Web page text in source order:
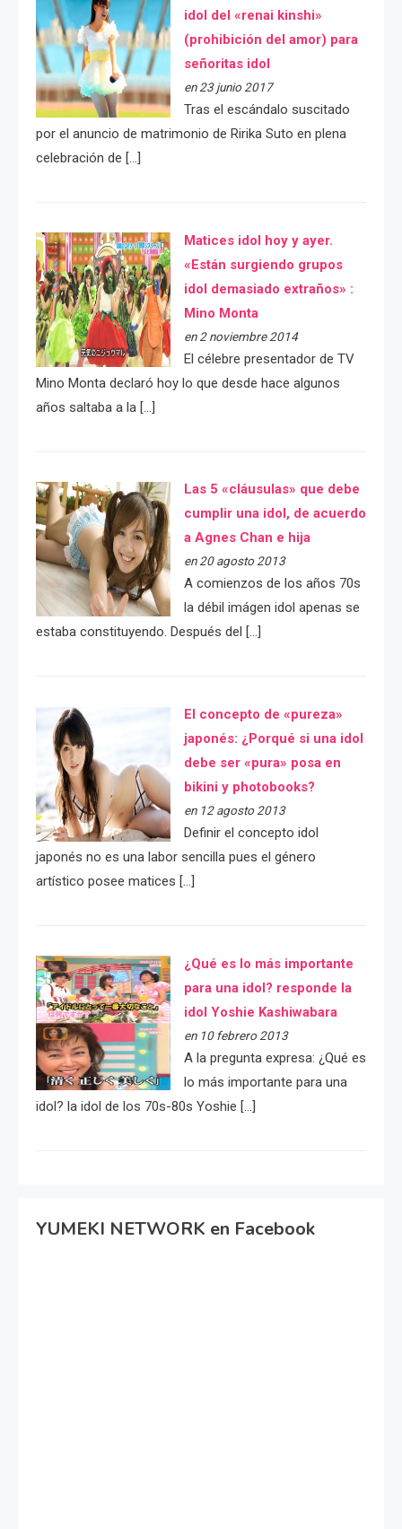
idol del «renai kinshi»
(prohibición del amor) para
señoritas idol
en 23 junio 2017
Tras el escándalo suscitado
por el anuncio de matrimonio de Ririka Suto en plena
celebración de […]
Matices idol hoy y ayer.
«Están surgiendo grupos
idol demasiado extraños» :
Mino Monta
en 2 noviembre 2014
El célebre presentador de TV
Mino Monta declaró hoy lo que desde hace algunos
años saltaba a la […]
Las 5 «cláusulas» que debe
cumplir una idol, de acuerdo
a Agnes Chan e hija
en 20 agosto 2013
A comienzos de los años 70s
la débil imágen idol apenas se
estaba constituyendo. Después del […]
El concepto de «pureza»
japonés: ¿Porqué si una idol
debe ser «pura» posa en
bikini y photobooks?
en 12 agosto 2013
Definir el concepto idol
japonés no es una labor sencilla pues el género
artístico posee matices […]
¿Qué es lo más importante
para una idol? responde la
idol Yoshie Kashiwabara
en 10 febrero 2013
A la pregunta expresa: ¿Qué es
lo más importante para una
idol? la idol de los 70s-80s Yoshie […]
YUMEKI NETWORK en Facebook